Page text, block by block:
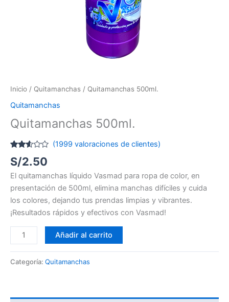
Inicio / Quitamanchas / Quitamanchas 500ml.
Quitamanchas
Quitamanchas 500ml.
con
2.48
de 5
base
a
valoraciones
de
clientes
(1999valoraciones de clientes)
S/2.50
El quitamanchas líquido Vasmad para ropa de color, en
presentación de 500ml, elimina manchas difíciles y cuida
los colores, dejando tus prendas limpias y vibrantes.
¡Resultados rápidos y efectivos con Vasmad!
Añadir al carrito
Categoría: Quitamanchas